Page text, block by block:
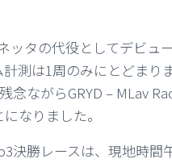
ッタの代役としてデビュ
測は1周のみにとどまり
ながらGRYD – MLav
なりました。
決勝レースは、現地時間